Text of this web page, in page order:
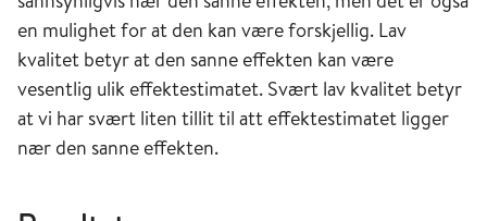
en mulighet for at den kan være forskjellig. Lav
kvalitet betyr at den sanne effekten kan være
vesentlig ulik effektestimatet. Svært lav kvalitet betyr
at vi har svært liten tillit til att effektestimatet ligger
nær den sanne effekten.